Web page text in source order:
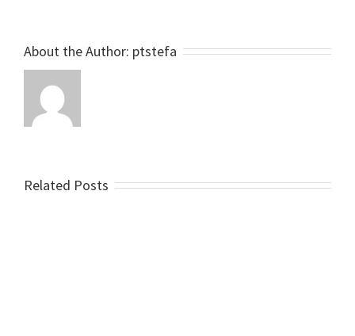
About the Author: ptstefa
Related Posts